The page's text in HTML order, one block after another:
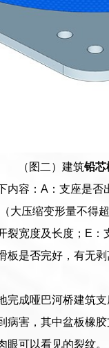
（图二）建筑铅芯
内容：A：支座是
大压缩变形量不
裂宽度及长度；E
是否完好，有无
成哑巴河桥建筑
病害，其中盆板橡
可以看见的裂纹。